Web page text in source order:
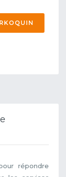
répondre